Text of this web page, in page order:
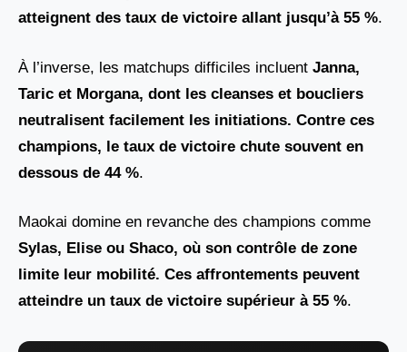
atteignent des taux de victoire allant jusqu’à 55 %.
À l’inverse, les matchups difficiles incluent Janna,
Taric et Morgana, dont les cleanses et boucliers
neutralisent facilement les initiations. Contre ces
champions, le taux de victoire chute souvent en
dessous de 44 %.
Maokai domine en revanche des champions comme
Sylas, Elise ou Shaco, où son contrôle de zone
limite leur mobilité. Ces affrontements peuvent
atteindre un taux de victoire supérieur à 55 %.